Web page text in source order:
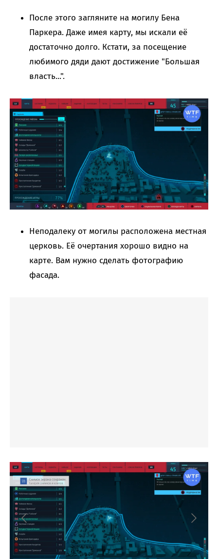
После этого загляните на могилу Бена
Паркера. Даже имея карту, мы искали её
достаточно долго. Кстати, за посещение
любимого дяди дают достижение "Большая
власть...".
Неподалеку от могилы расположена местная
церковь. Её очертания хорошо видно на
карте. Вам нужно сделать фотографию
фасада.